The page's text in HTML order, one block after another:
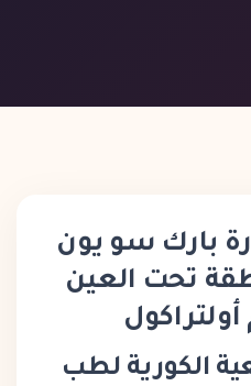
بارك سو يون
تحت العين
الكورية لطب